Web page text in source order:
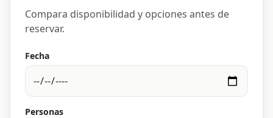
Compara disponibilidad y opciones antes de
reservar.
Fecha
Personas